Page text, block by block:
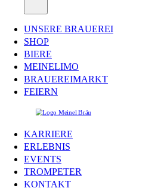
UNSERE BRAUEREI
SHOP
BIERE
MEINELIMO
BRAUEREIMARKT
FEIERN
KARRIERE
ERLEBNIS
EVENTS
TROMPETER
KONTAKT